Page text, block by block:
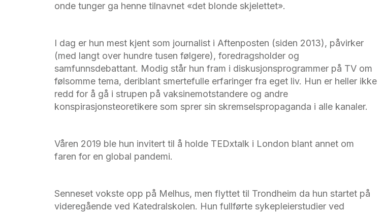
onde tunger ga henne tilnavnet «det blonde skjelettet».
I dag er hun mest kjent som journalist i Aftenposten (siden 2013), påvirker
(med langt over hundre tusen følgere), foredragsholder og
samfunnsdebattant. Modig står hun fram i diskusjonsprogrammer på TV om
følsomme tema, deriblant smertefulle erfaringer fra eget liv. Hun er heller ikke
redd for å gå i strupen på vaksinemotstandere og andre
konspirasjonsteoretikere som sprer sin skremselspropaganda i alle kanaler.
Våren 2019 ble hun invitert til å holde TEDxtalk i London blant annet om
faren for en global pandemi.
Senneset vokste opp på Melhus, men flyttet til Trondheim da hun startet på
videregående ved Katedralskolen. Hun fullførte sykepleierstudier ved